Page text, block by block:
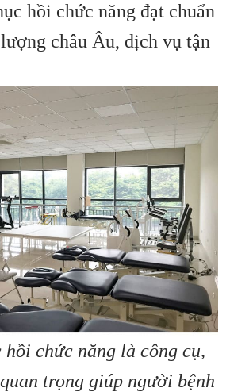
hồi chức năng đạt chuẩn
châu Âu, dịch vụ tận
hồi chức năng là công cụ,
trọng giúp người bệnh